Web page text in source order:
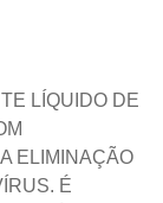
LÍQUIDO DE
ELIMINAÇÃO
É